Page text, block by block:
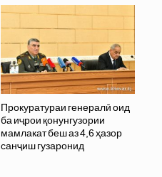
Прокуратураи генералӣ оид
ба иҷрои қонунгузории
мамлакат беш аз 4,6 ҳазор
санҷиш гузаронид